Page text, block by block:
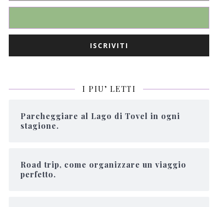
I PIU’ LETTI
Parcheggiare al Lago di Tovel in ogni
stagione.
Road trip, come organizzare un viaggio
perfetto.